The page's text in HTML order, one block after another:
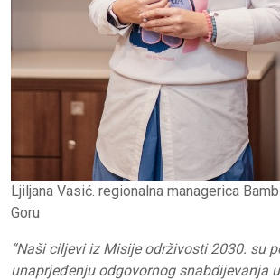
Ljiljana Vasić. regionalna managerica
Goru
“Naši ciljevi iz Misije održivosti 2030. su
unaprjeđenju odgovornog snabdijevanja